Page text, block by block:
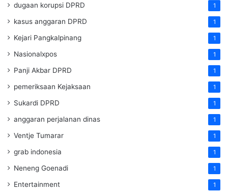
dugaan korupsi DPRD 1
kasus anggaran DPRD 1
Kejari Pangkalpinang 1
Nasionalxpos 1
Panji Akbar DPRD 1
pemeriksaan Kejaksaan 1
Sukardi DPRD 1
anggaran perjalanan dinas 1
Ventje Tumarar 1
grab indonesia 1
Neneng Goenadi 1
Entertainment 1